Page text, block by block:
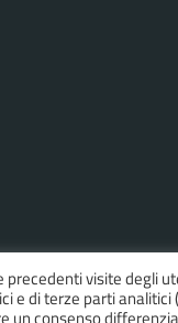
precedenti visite degli
e di terze parti
un consenso